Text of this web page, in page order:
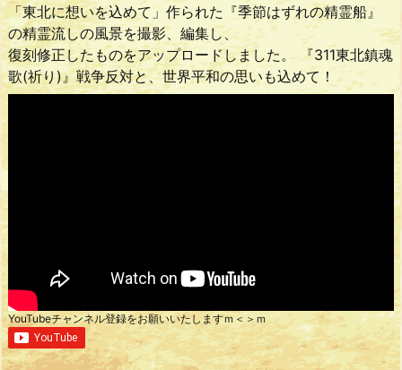
「東北に想いを込めて」作られた『季節はずれの精霊船』
の精霊流しの風景を撮影、編集し、
復刻修正したものをアップロードしました。 『311東北鎮魂
歌(祈り)』戦争反対と、世界平和の思いも込めて！
YouTubeチャンネル登録をお願いいたしますｍ＜＞ｍ